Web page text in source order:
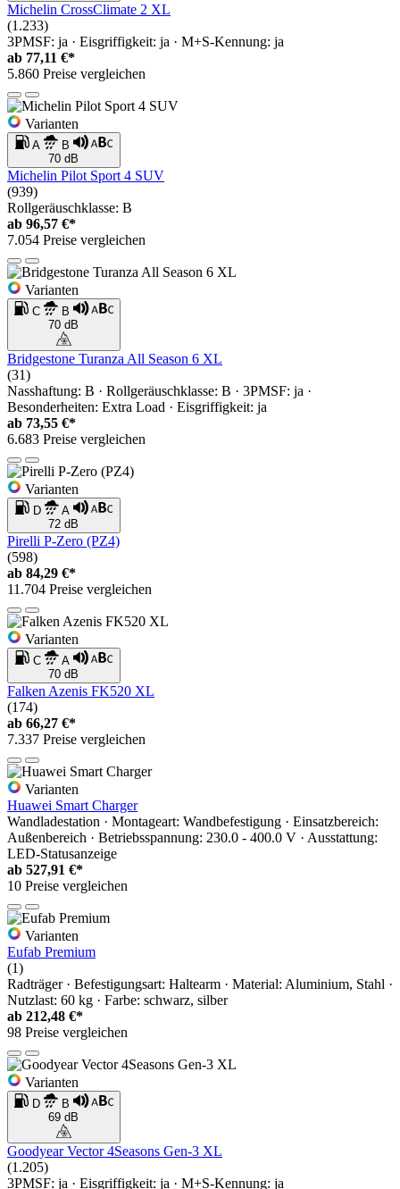
Michelin CrossClimate 2 XL
(1.233)
3PMSF: ja · Eisgriffigkeit: ja · M+S-Kennung: ja
ab 77,11 €*
5.860 Preise vergleichen
Varianten
A
B
70 dB
Michelin Pilot Sport 4 SUV
(939)
Rollgeräuschklasse: B
ab 96,57 €*
7.054 Preise vergleichen
Varianten
C
B
70 dB
Bridgestone Turanza All Season 6 XL
(31)
Nasshaftung: B · Rollgeräuschklasse: B · 3PMSF: ja ·
Besonderheiten: Extra Load · Eisgriffigkeit: ja
ab 73,55 €*
6.683 Preise vergleichen
Varianten
D
A
72 dB
Pirelli P-Zero (PZ4)
(598)
ab 84,29 €*
11.704 Preise vergleichen
Varianten
C
A
70 dB
Falken Azenis FK520 XL
(174)
ab 66,27 €*
7.337 Preise vergleichen
Varianten
Huawei Smart Charger
Wandladestation · Montageart: Wandbefestigung · Einsatzbereich:
Außenbereich · Betriebsspannung: 230.0 - 400.0 V · Ausstattung:
LED-Statusanzeige
ab 527,91 €*
10 Preise vergleichen
Varianten
Eufab Premium
(1)
Radträger · Befestigungsart: Haltearm · Material: Aluminium, Stahl ·
Nutzlast: 60 kg · Farbe: schwarz, silber
ab 212,48 €*
98 Preise vergleichen
Varianten
D
B
69 dB
Goodyear Vector 4Seasons Gen-3 XL
(1.205)
3PMSF: ja · Eisgriffigkeit: ja · M+S-Kennung: ja